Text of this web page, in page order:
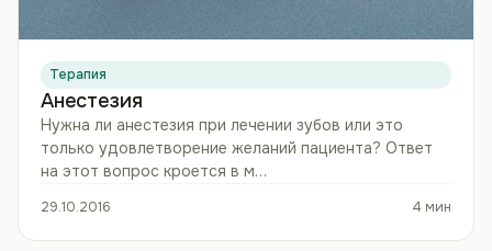
Терапия
Анестезия
Нужна ли анестезия при лечении зубов или это
только удовлетворение желаний пациента? Ответ
на этот вопрос кроется в м…
29.10.2016 4 мин